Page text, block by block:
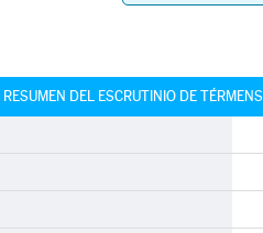
RESUMEN DEL ESCRUTINIO DE TÉRMENS